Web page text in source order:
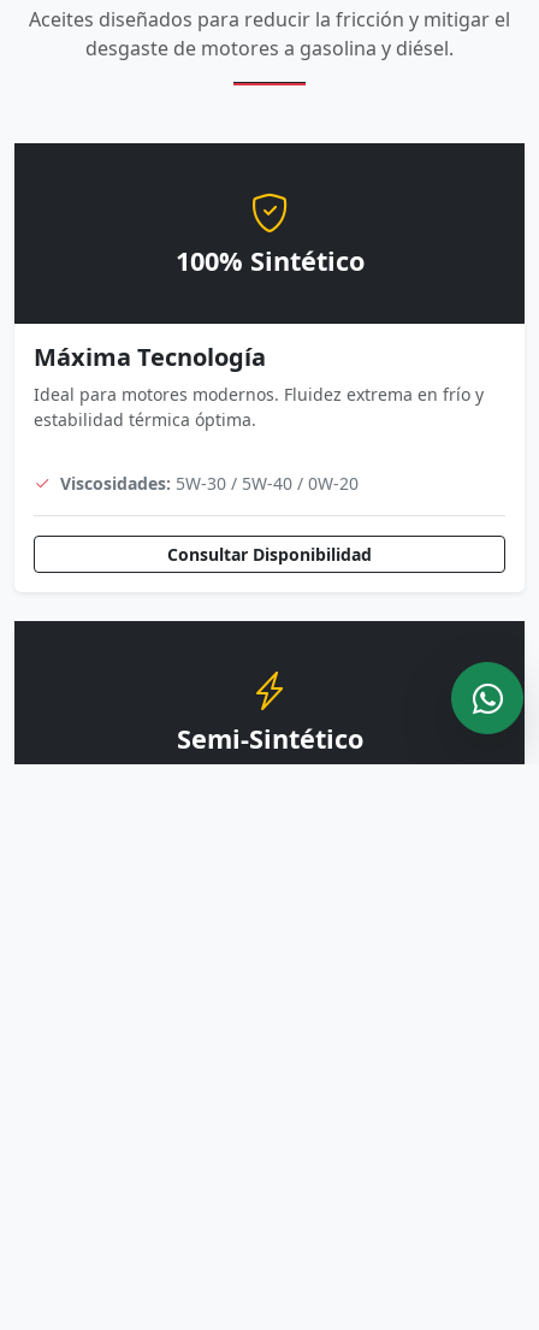
Aceites diseñados para reducir la fricción y mitigar el
desgaste de motores a gasolina y diésel.
100% Sintético
Máxima Tecnología
Ideal para motores modernos. Fluidez extrema en frío y
estabilidad térmica óptima.
Viscosidades: 5W-30 / 5W-40 / 0W-20
Consultar Disponibilidad
Semi-Sintético